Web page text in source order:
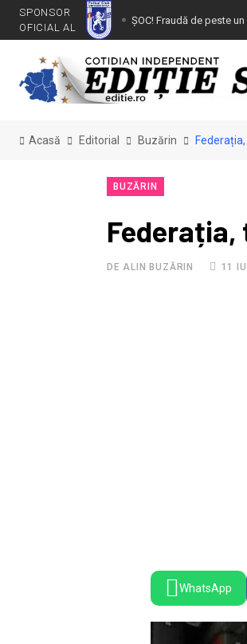
SPONSOR
OFICIAL AL
ȘOC! Fraudă de peste
ODISEEA FRF (IV):
Viitorul sună bine.
Tânăr depistat la volan
Acasă Editorial Buzărin
BUZĂRIN
Federația,
DE ALIN BUZĂRIN 11
WhatsApp